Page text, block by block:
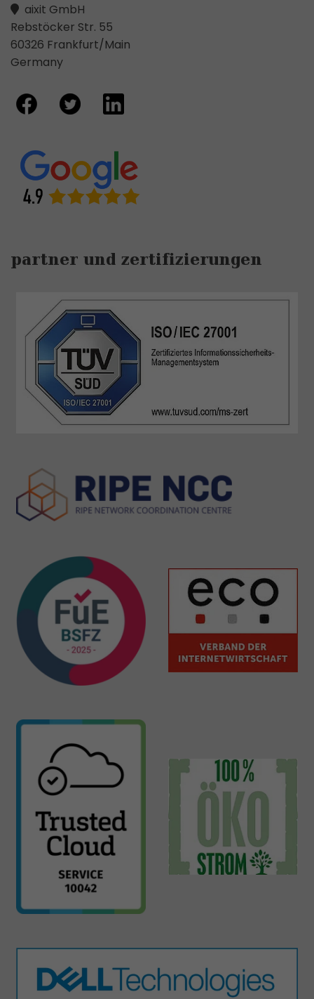
aixit GmbH
Rebstöcker Str. 55
60326 Frankfurt/Main
Germany
partner und zertifizierungen